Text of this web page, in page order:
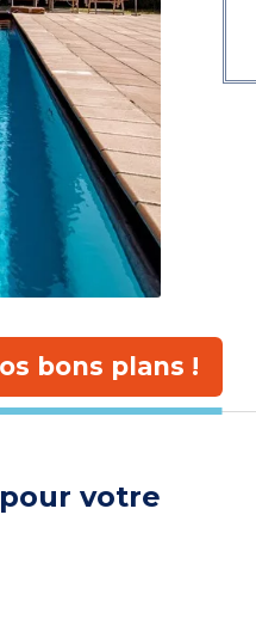
bons plans !
pour votre